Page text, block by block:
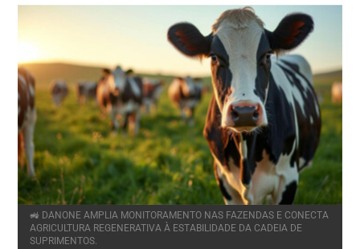
🚜 DANONE AMPLIA MONITORAMENTO NAS FAZENDAS E CONECTA
AGRICULTURA REGENERATIVA À ESTABILIDADE DA CADEIA DE
SUPRIMENTOS.